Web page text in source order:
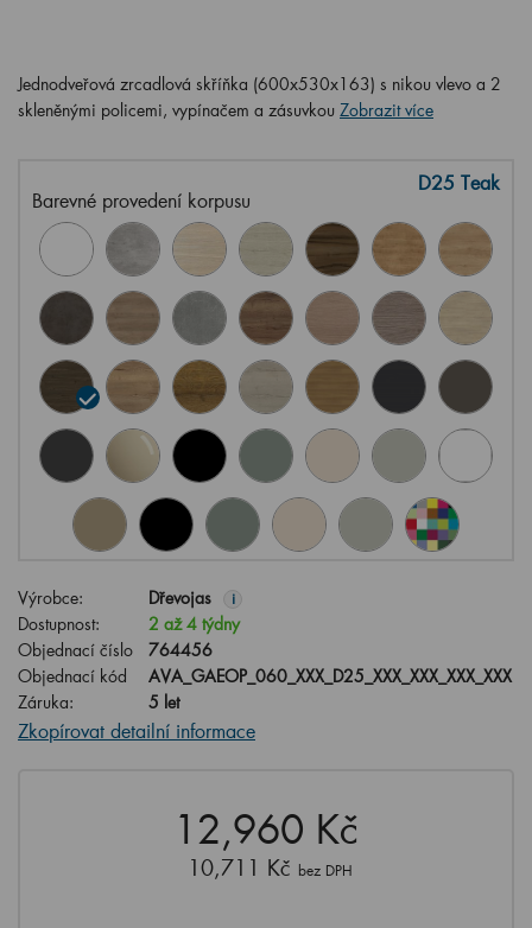
Jednodveřová zrcadlová skříňka (600x530x163) s nikou vlevo a 2
skleněnými policemi, vypínačem a zásuvkou Zobrazit více
Barevné provedení korpusu
D25 Teak
Výrobce: Dřevojas i
Dostupnost:
2 až 4 týdny
Objednací číslo
764456
Objednací kód
AVA_GAEOP_060_XXX_D25_XXX_XXX_XXX_XXX
Záruka:
5 let
Zkopírovat detailní informace
12,960 Kč
10,711 Kč bez DPH